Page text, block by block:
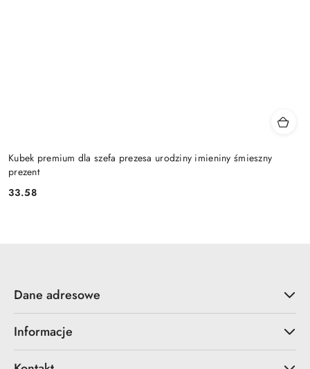
Kubek premium dla szefa prezesa urodziny imieniny śmieszny
prezent
Cena:
33.58
Dane adresowe
Informacje